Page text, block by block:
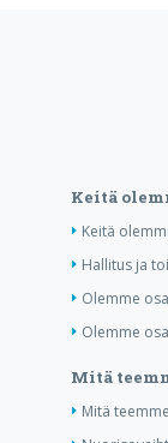
Keitä
Keitä
Hallitus ja
Olemme
Olemme
Mitä
Mitä teemme